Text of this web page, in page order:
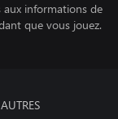
aux informations de
que vous jouez.
AUTRES